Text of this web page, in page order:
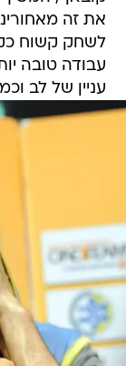
את זה
לשחק קשוח
עבודה טובה
עניין של לב